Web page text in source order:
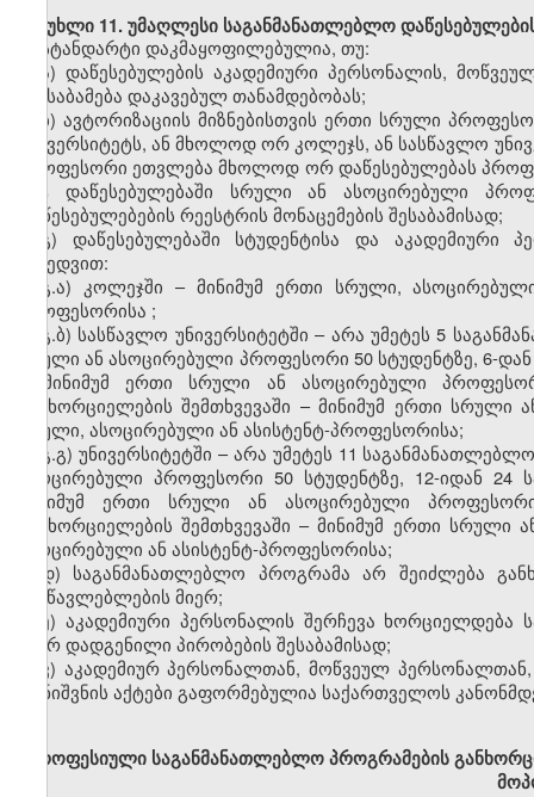
მუხლი 11. უმაღლესი საგანმანათლებლო
სტანდარტი დაკმაყოფილებულია, თუ:
ა) დაწესებულების აკადემიური პერსონალის,
შეესაბამება დაკავებულ თანამდებობას;
ბ) ავტორიზაციის მიზნებისთვის ერთი სრული
უნივერსიტეტს, ან მხოლოდ ორ კოლეჯს, ან სასწავლო
პროფესორი ეთვლება მხოლოდ ორ დაწესებულებას
მეტ დაწესებულებაში სრული ანასოცირებული
დაწესებულებების რეესტრის მონაცემების შესაბამისად;
გ)
დაწესებულებაში სტუდენტისა და აკადემიური
მიხედვით:
გ.ა) კოლეჯში – მინიმუმ ერთი სრული,
პროფესორისა ;
გ.ბ) სასწავლო უნივერსიტეტში– არა უმეტეს 5
სრული ანასოცირებული პროფესორი 50 სტუდენტზე,6-დან
მინიმუმ ერთი სრული ან ასოცირებული
განხორციელების შემთხვევაში – მინიმუმ ერთი სრული
სრული, ასოცირებული ან ასისტენტ-პროფესორისა;
გ.გ) უნივერსიტეტში – არა უმეტეს 11
ასოცირებული პროფესორი 50 სტუდენტზე, 12-იდან 24
მინიმუმ ერთი სრული ან ასოცირებული
განხორციელების შემთხვევაში– მინიმუმ ერთი სრული
ასოცირებული ან ასისტენტ-პროფესორისა;
დ) საგანმანათლებლო პროგრამა არ შეიძლება
მასწავლებლების მიერ;
ე) აკადემიური პერსონალის შერჩევა ხორციელდება
მიერ დადგენილი პირობების შესაბამისად;
ვ) აკადემიურ პერსონალთან, მოწვეულ
დანიშვნის აქტები გაფორმებულია საქართველოს
პროფესიულისაგანმანათლებლო პროგრამების